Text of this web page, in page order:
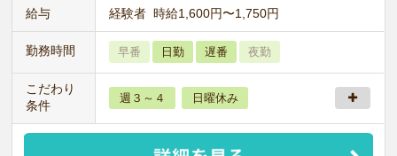
給与 経験者 時給1,600円〜1,750円
勤務時間 早番 日勤 遅番 夜勤
こだわり
条件
週３～４ 日曜休み